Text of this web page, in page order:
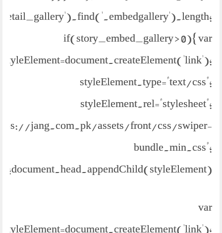
if(story_embed_gallery > 0){ var
styleElement=document.createElement('link');
styleElement.type="text/css";
styleElement.rel="stylesheet";
jang.com.pk/assets/front/css/swiper-
bundle.min.css";
document.head.appendChild(styleElement);
var
styleElement=document.createElement('link');